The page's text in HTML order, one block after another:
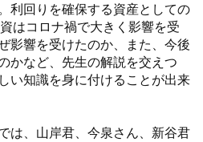
利回りを確保する資産としての
はコロナ禍で大きく影響を受
影響を受けたのか、また、今後
かなど、先生の解説を交えつ
い知識を身に付けることが出来
は、山岸君、今泉さん、新谷君